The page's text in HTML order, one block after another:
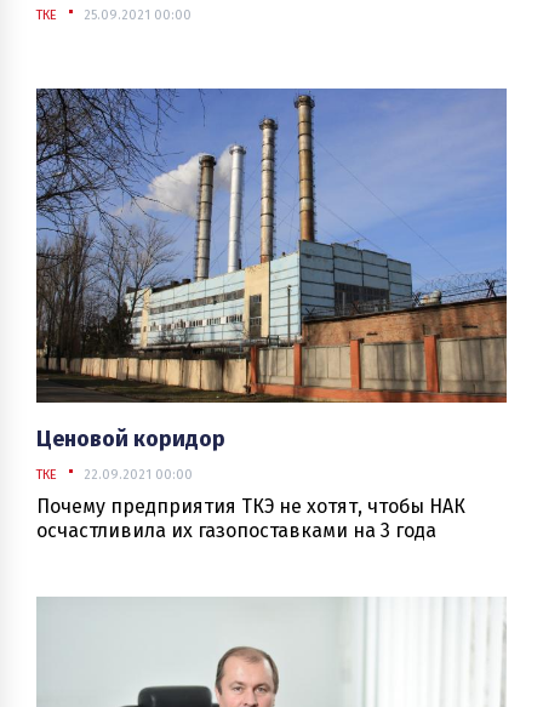
ТКЕ 25.09.2021 00:00
Ценовой коридор
ТКЕ 22.09.2021 00:00
Почему предприятия ТКЭ не хотят, чтобы НАК
осчастливила их газопоставками на 3 года